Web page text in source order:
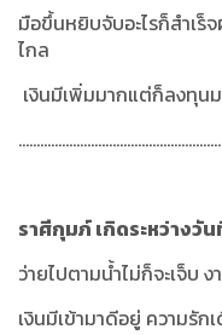
มือขึ้นหยิบจับอะไรก็สำเร็
ไกล
เงินมีเพิ่มมากแต่ก็ลงทุน
ราศีกุมภ์ เกิดระหว่างวัน
ว่ายไปตามน้ำไม่ก็จะเจ็บ
เงินมีเข้ามาดีอยู่ ความรัก